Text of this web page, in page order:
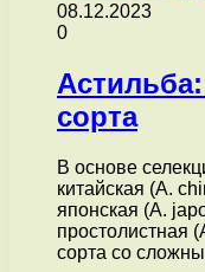
08.12.2023
0
сорта
В основе
китайская (A.
японская (A.
простолистная
сорта со